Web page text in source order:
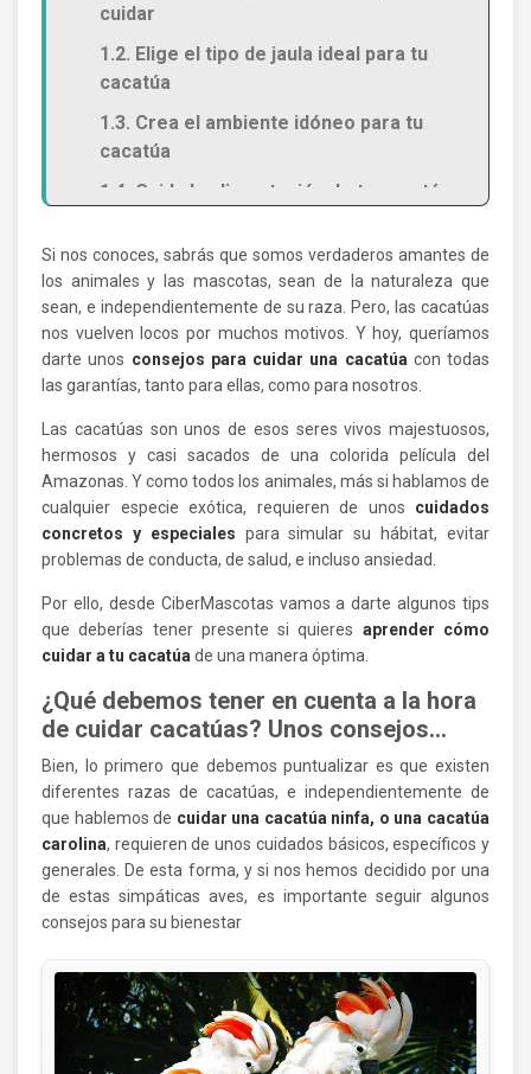
cuidar
1.2. Elige el tipo de jaula ideal para tu
cacatúa
1.3. Crea el ambiente idóneo para tu
cacatúa
1.4. Cuida la alimentación de tu cacatúa
revisiones periódicas
1.6. Motiva a tu cacatúa para que sea
feliz
Si nos conoces, sabrás que somos verdaderos amantes de
los animales y las mascotas, sean de la naturaleza que
sean, e independientemente de su raza. Pero, las cacatúas
nos vuelven locos por muchos motivos. Y hoy, queríamos
darte unos consejos para cuidar una cacatúa con todas
las garantías, tanto para ellas, como para nosotros.
Las cacatúas son unos de esos seres vivos majestuosos,
hermosos y casi sacados de una colorida película del
Amazonas. Y como todos los animales, más si hablamos de
cualquier especie exótica, requieren de unos cuidados
concretos y especiales para simular su hábitat, evitar
problemas de conducta, de salud, e incluso ansiedad.
Por ello, desde CiberMascotas vamos a darte algunos tips
que deberías tener presente si quieres aprender cómo
cuidar a tu cacatúa de una manera óptima.
¿Qué debemos tener en cuenta a la hora
de cuidar cacatúas? Unos consejos…
Bien, lo primero que debemos puntualizar es que existen
diferentes razas de cacatúas, e independientemente de
que hablemos de cuidar una cacatúa ninfa, o una cacatúa
carolina, requieren de unos cuidados básicos, específicos y
generales. De esta forma, y si nos hemos decidido por una
de estas simpáticas aves, es importante seguir algunos
consejos para su bienestar